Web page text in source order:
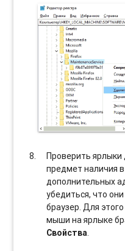
Проверить ярлыки
предмет наличия
дополнительных
убедиться, что
браузер. Для
мыши на ярлыке
Свойства.